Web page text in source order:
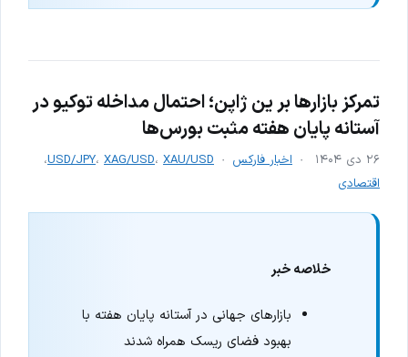
تمرکز بازارها بر ین ژاپن؛ احتمال مداخله توکیو در
آستانه پایان هفته مثبت بورس‌ها
۲۶ دی ۱۴۰۴ اخبار فارکس USD/JPY، XAG/USD، XAU/USD
،
اقتصادی
خلاصه خبر
بازارهای جهانی در آستانه پایان هفته با
بهبود فضای ریسک همراه شدند